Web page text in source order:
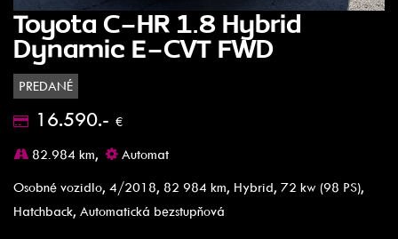
Toyota C-HR 1.8 Hybrid
Dynamic E-CVT FWD
PREDANÉ
16.590.- €
82.984 km,
Automat
Osobné vozidlo, 4/2018, 82 984 km, Hybrid, 72 kw (98 PS),
Hatchback, Automatická bezstupňová